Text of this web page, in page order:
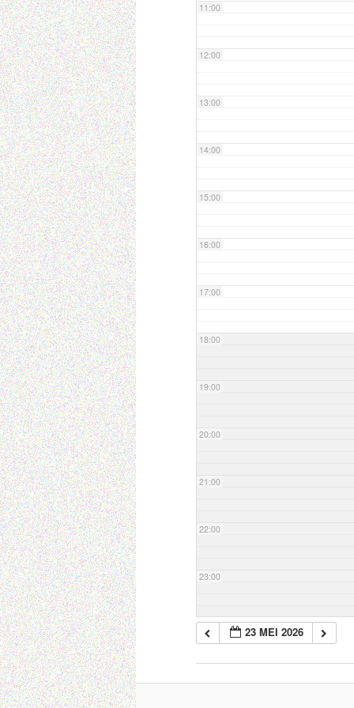
11:00
12:00
13:00
14:00
15:00
16:00
17:00
18:00
19:00
20:00
21:00
22:00
23:00
23 MEI 2026